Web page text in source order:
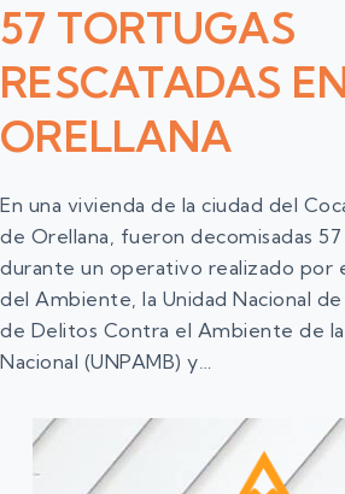
57 TORTUGAS
RESCATADAS
ORELLANA
En una vivienda de la ciudad del
de Orellana, fueron decomisadas
durante un operativo realizado por
del Ambiente, la Unidad Nacional
de Delitos Contra el Ambiente de la
Nacional (UNPAMB) y…